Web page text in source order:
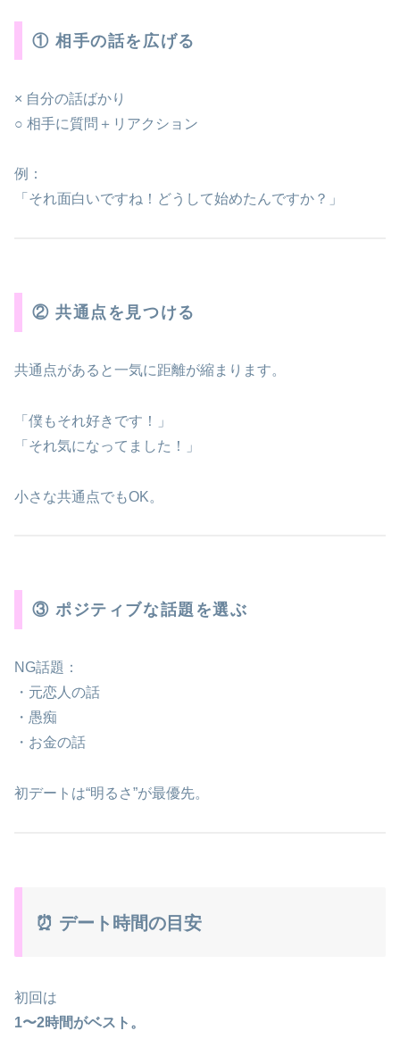
① 相手の話を広げる
× 自分の話ばかり
○ 相手に質問＋リアクション
例：
「それ面白いですね！どうして始めたんですか？」
② 共通点を見つける
共通点があると一気に距離が縮まります。
「僕もそれ好きです！」
「それ気になってました！」
小さな共通点でもOK。
③ ポジティブな話題を選ぶ
NG話題：
・元恋人の話
・愚痴
・お金の話
初デートは“明るさ”が最優先。
⏰ デート時間の目安
初回は
1〜2時間がベスト。